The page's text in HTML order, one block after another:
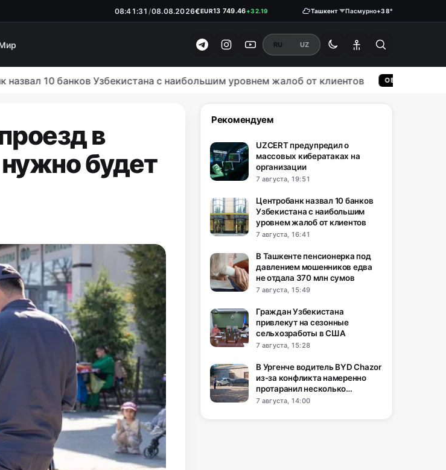
08:41:32 /08.08.2026€EUR13 749.46 +32.19 Ташкент Пасмурно+38°
RU UZ
10 банков Узбекистана с наибольшим уровнем жалоб от клиентов ОБЩЕСТВО
в
будет
Рекомендуем
UZCERT предупредил о
массовых кибератаках на
организации
7 августа, 19:51
Центробанк назвал 10 банков
Узбекистана с наибольшим
уровнем жалоб от клиентов
7 августа, 16:41
В Ташкенте пенсионерка под
давлением мошенников едва
не отдала 370 млн сумов
7 августа, 15:49
Граждан Узбекистана
привлекут на сезонные
сельхозработы в США
7 августа, 15:28
В Ургенче водитель BYD Chazor
из-за конфликта намеренно
протаранил несколько
автомобилей
7 августа, 14:00